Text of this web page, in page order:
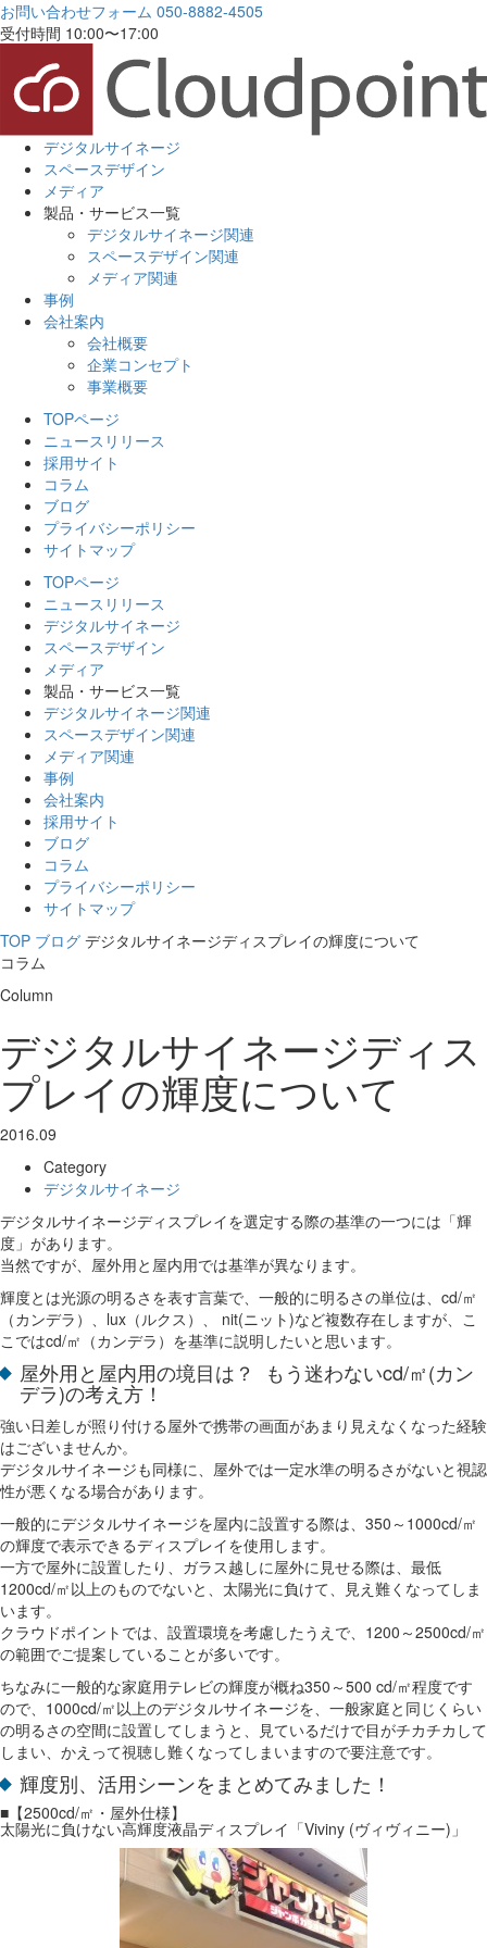
お問い合わせフォーム 050-8882-4505
受付時間 10:00〜17:00
デジタルサイネージ
スペースデザイン
メディア
製品・サービス一覧
デジタルサイネージ関連
スペースデザイン関連
メディア関連
事例
会社案内
会社概要
企業コンセプト
事業概要
TOPページ
ニュースリリース
採用サイト
コラム
ブログ
プライバシーポリシー
サイトマップ
TOPページ
ニュースリリース
デジタルサイネージ
スペースデザイン
メディア
製品・サービス一覧
デジタルサイネージ関連
スペースデザイン関連
メディア関連
事例
会社案内
採用サイト
ブログ
コラム
プライバシーポリシー
サイトマップ
TOP ブログ デジタルサイネージディスプレイの輝度について
コラム
Column
デジタルサイネージディス
プレイの輝度について
2016.09
Category
デジタルサイネージ
デジタルサイネージディスプレイを選定する際の基準の一つには「輝
度」があります。
当然ですが、屋外用と屋内用では基準が異なります。
輝度とは光源の明るさを表す言葉で、一般的に明るさの単位は、cd/㎡
（カンデラ）、lux（ルクス）、 nit(ニット)など複数存在しますが、こ
こではcd/㎡（カンデラ）を基準に説明したいと思います。
屋外用と屋内用の境目は？ もう迷わないcd/㎡(カン
デラ)の考え方！
強い日差しが照り付ける屋外で携帯の画面があまり見えなくなった経験
はございませんか。
デジタルサイネージも同様に、屋外では一定水準の明るさがないと視認
性が悪くなる場合があります。
一般的にデジタルサイネージを屋内に設置する際は、350～1000cd/㎡
の輝度で表示できるディスプレイを使用します。
一方で屋外に設置したり、ガラス越しに屋外に見せる際は、最低
1200cd/㎡以上のものでないと、太陽光に負けて、見え難くなってしま
います。
クラウドポイントでは、設置環境を考慮したうえで、1200～2500cd/㎡
の範囲でご提案していることが多いです。
ちなみに一般的な家庭用テレビの輝度が概ね350～500 cd/㎡程度です
ので、1000cd/㎡以上のデジタルサイネージを、一般家庭と同じくらい
の明るさの空間に設置してしまうと、見ているだけで目がチカチカして
しまい、かえって視聴し難くなってしまいますので要注意です。
輝度別、活用シーンをまとめてみました！
■【2500cd/㎡・屋外仕様】
太陽光に負けない高輝度液晶ディスプレイ「Viviny (ヴィヴィニー)」